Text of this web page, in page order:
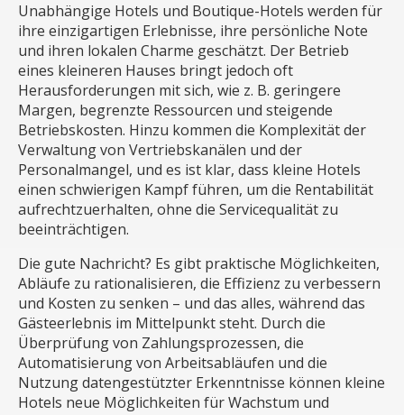
Unabhängige Hotels und Boutique-Hotels werden für
ihre einzigartigen Erlebnisse, ihre persönliche Note
und ihren lokalen Charme geschätzt. Der Betrieb
eines kleineren Hauses bringt jedoch oft
Herausforderungen mit sich, wie z. B. geringere
Margen, begrenzte Ressourcen und steigende
Betriebskosten. Hinzu kommen die Komplexität der
Verwaltung von Vertriebskanälen und der
Personalmangel, und es ist klar, dass kleine Hotels
einen schwierigen Kampf führen, um die Rentabilität
aufrechtzuerhalten, ohne die Servicequalität zu
beeinträchtigen.
Die gute Nachricht? Es gibt praktische Möglichkeiten,
Abläufe zu rationalisieren, die Effizienz zu verbessern
und Kosten zu senken – und das alles, während das
Gästeerlebnis im Mittelpunkt steht. Durch die
Überprüfung von Zahlungsprozessen, die
Automatisierung von Arbeitsabläufen und die
Nutzung datengestützter Erkenntnisse können kleine
Hotels neue Möglichkeiten für Wachstum und